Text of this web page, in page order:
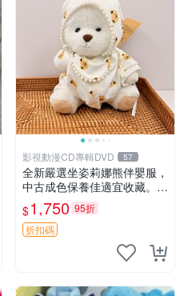
影視動漫CD專輯DVD 57
全新嚴選坐姿莉娜熊伴嬰服，
中古成色保養佳適宜收藏。無
盒子但品質完好，快速出貨。
建議入手！ 中古 玩偶 滬漫
$1,750 95折
折扣碼